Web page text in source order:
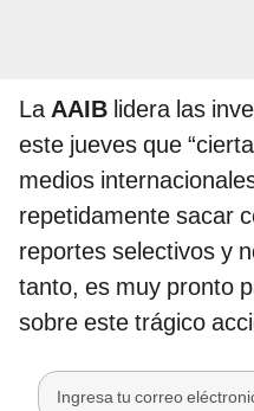
LaAAIB lidera las
este jueves que
medios
repetidamente sacar
reportes selectivos y
tanto, es muy pronto
sobre este trágico